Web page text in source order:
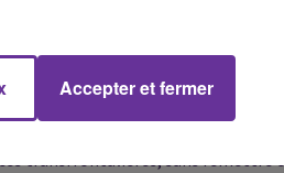
multipliés, faisant du contrôle
en précisant que cette
transfrontalières, sans remettre
Accepter et fermer